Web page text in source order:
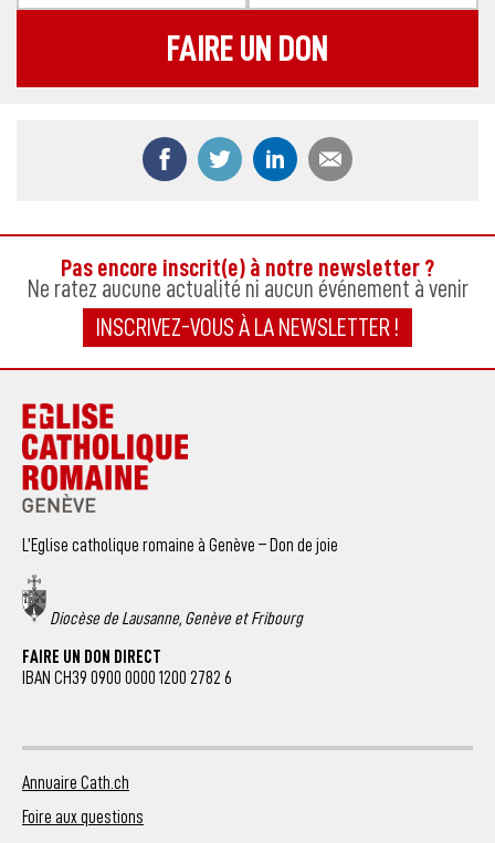
FAIRE UN DON
Partager ce contenu sur Facebook
Partager ce contenu sur Twitter
Partager ce contenu
Pas encore inscrit(e) à notre newsletter ?
Ne ratez aucune actualité ni aucun événement à venir
INSCRIVEZ-VOUS À LA NEWSLETTER !
L’Eglise catholique romaine à Genève – Don de joie
Diocèse de Lausanne, Genève et Fribourg
FAIRE UN DON DIRECT
IBAN CH39 0900 0000 1200 2782 6
Annuaire Cath.ch
Foire aux questions